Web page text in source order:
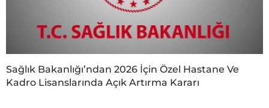
Sağlık Bakanlığı’ndan 2026 İçin Özel Hastane Ve
Kadro Lisanslarında Açık Artırma Kararı